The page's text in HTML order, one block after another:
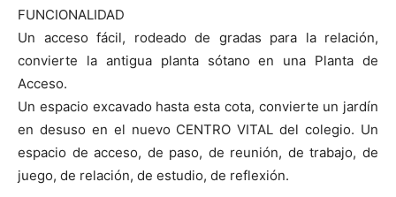
FUNCIONALIDAD
Un acceso fácil, rodeado de gradas para la relación,
convierte la antigua planta sótano en una Planta de
Acceso.
Un espacio excavado hasta esta cota, convierte un jardín
en desuso en el nuevo CENTRO VITAL del colegio. Un
espacio de acceso, de paso, de reunión, de trabajo, de
juego, de relación, de estudio, de reflexión.